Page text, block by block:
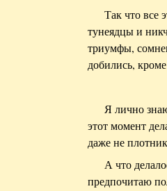
Так что все
тунеядцы и
триумфы,
добились,
Я лично
этот момент
даже не
А что
предпочитаю